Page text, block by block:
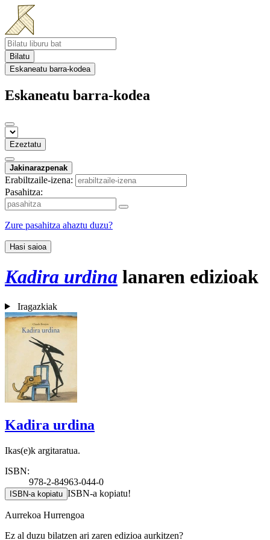
Bilatu
Eskaneatu barra-kodea
Eskaneatu barra-kodea
Ezeztatu
Jakinarazpenak
Erabiltzaile-izena:
Pasahitza:
Zure pasahitza ahaztu duzu?
Hasi saioa
Kadira urdina lanaren edizioak
Iragazkiak
Kadira urdina
Ikas(e)k argitaratua.
ISBN:
978-2-84963-044-0
ISBN-a kopiatu ISBN-a kopiatu!
Aurrekoa Hurrengoa
Ez al duzu bilatzen ari zaren edizioa aurkitzen?